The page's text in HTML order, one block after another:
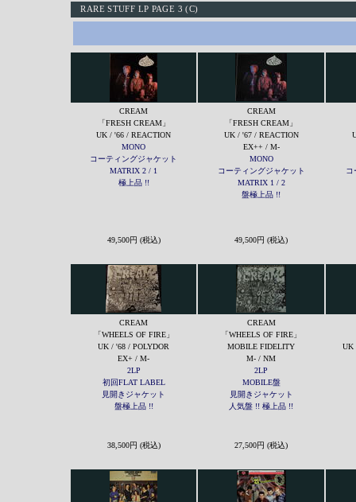
RARE STUFF LP PAGE 3 (C)
CREAM
「FRESH CREAM」
UK / '66 / REACTION
MONO
コーティングジャケット
MATRIX 2 / 1
極上品 !!
CREAM
「FRESH CREAM」
UK / '67 / REACTION
EX++ / M-
MONO
コーティングジャケット
MATRIX 1 / 2
盤極上品 !!
コ
49,500円 (税込) 49,500円 (税込)
CREAM
「WHEELS OF FIRE」
UK / '68 / POLYDOR
EX+ / M-
2LP
初回FLAT LABEL
見開きジャケット
盤極上品 !!
CREAM
「WHEELS OF FIRE」
MOBILE FIDELITY
M- / NM
2LP
MOBILE盤
見開きジャケット
人気盤 !! 極上品 !!
UK
38,500円 (税込) 27,500円 (税込)